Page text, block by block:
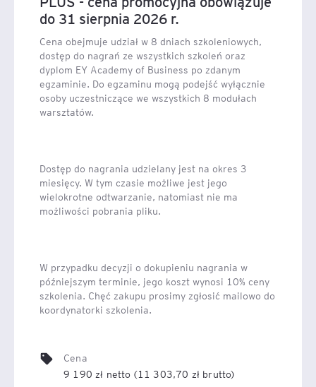
US GAAP oraz praktycznej, w formie testów i ich
rozwiązań. Po zakończeniu całego cyklu i zaliczeniu
egzaminu uczestnicy otrzymują dyplom EY Academy of
Business.
do 31 sierpnia 2026 r.
Cena obejmuje udział w 8 dniach szkoleniowych,
dostęp do nagrań ze wszystkich szkoleń oraz
dyplom EY Academy of Business po zdanym
egzaminie. Do egzaminu mogą podejść wyłącznie
osoby uczestniczące we wszystkich 8 modułach
warsztatów.
Dostęp do nagrania udzielany jest na okres 3
miesięcy. W tym czasie możliwe jest jego
wielokrotne odtwarzanie, natomiast nie ma
możliwości pobrania pliku.
W przypadku decyzji o dokupieniu nagrania w
późniejszym terminie, jego koszt wynosi 10% ceny
szkolenia. Chęć zakupu prosimy zgłosić mailowo do
koordynatorki szkolenia.
Cena
9 190 zł netto (11 303,70 zł brutto)